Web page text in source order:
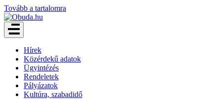
Tovább a tartalomra
Hírek
Közérdekű adatok
Ügyintézés
Rendeletek
Pályázatok
Kultúra, szabadidő